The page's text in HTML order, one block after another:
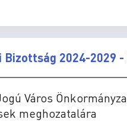
2024-2029 -
Város
meghozatalára